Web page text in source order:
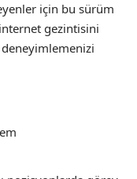
için bu sürüm
gezintisini